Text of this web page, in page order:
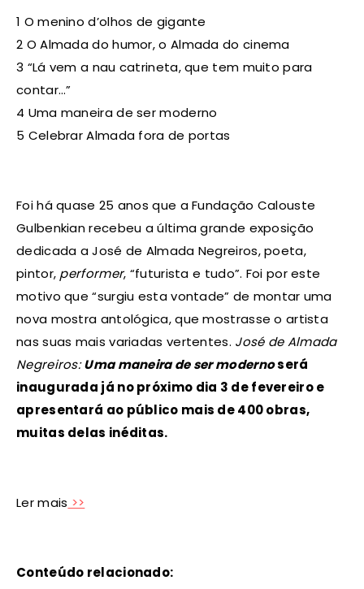
1 O menino d’olhos de gigante
2 O Almada do humor, o Almada do cinema
3 “Lá vem a nau catrineta, que tem muito para
contar…”
4 Uma maneira de ser moderno
5 Celebrar Almada fora de portas
Foi há quase 25 anos que a Fundação Calouste
Gulbenkian recebeu a última grande exposição
dedicada a José de Almada Negreiros, poeta,
pintor, performer, “futurista e tudo”. Foi por este
motivo que “surgiu esta vontade” de montar uma
nova mostra antológica, que mostrasse o artista
nas suas mais variadas vertentes. José de Almada
Negreiros:Uma maneira de ser modernoserá
inaugurada já no próximo dia 3 de fevereiro e
apresentará ao público mais de 400 obras,
muitas delas inéditas.
Ler mais >>
Conteúdo relacionado: